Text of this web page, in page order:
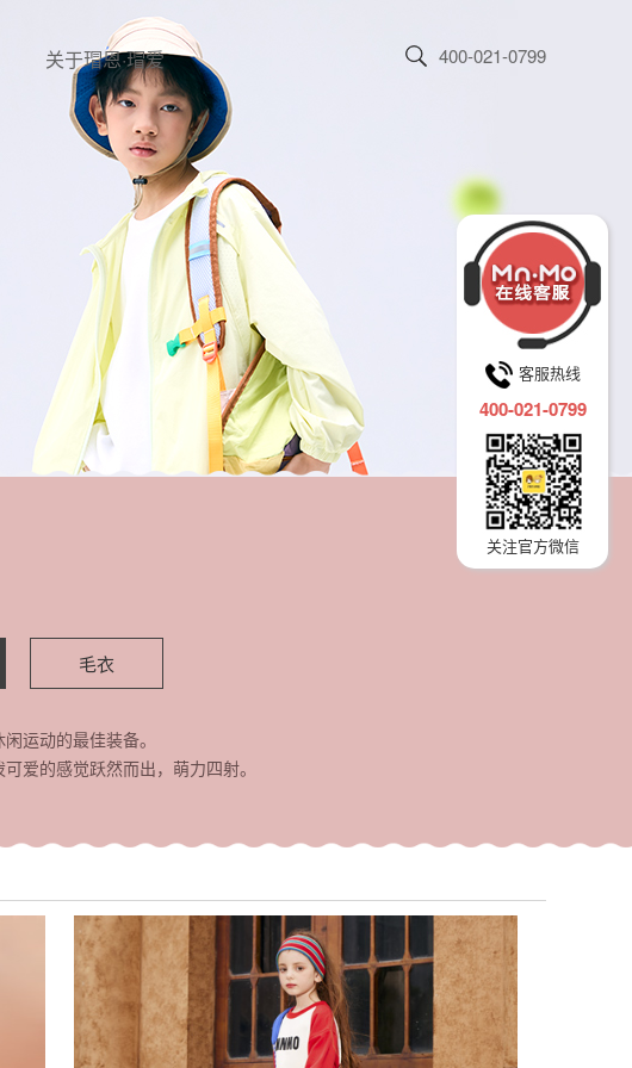
关于瑁恩·瑁爱 400-021-0799
毛衣
运动的最佳装备。
爱的感觉跃然而出，萌力四射。
客服热线
400-021-0799
关注官方微信